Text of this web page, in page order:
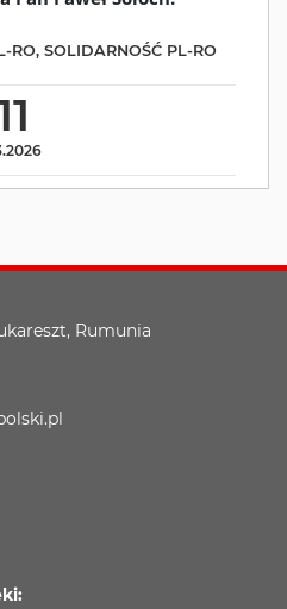
RO, SOLIDARNOŚĆ PL-RO
Rumunia